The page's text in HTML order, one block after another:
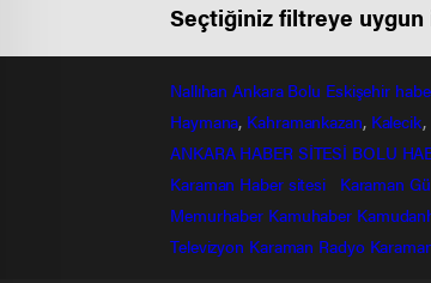
Seçtiğiniz filtreye uygun
Nallıhan Ankara Bolu Eskişehir
Haymana, Kahramankazan, Kalecik,
ANKARA HABER SİTESİ BOLU
Karaman Haber sitesi
Karaman
Memurhaber Kamuhaber
Televizyon Karaman Radyo